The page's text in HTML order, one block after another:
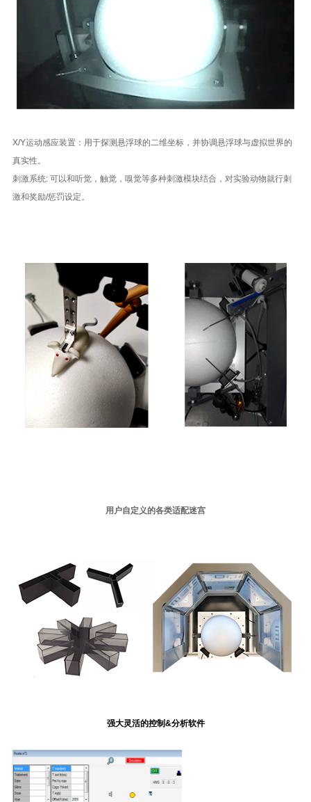
X/Y运动感应装置：用于探测悬浮球的二维坐标，并协调悬浮球与虚拟世界的
真实性。
刺激系统: 可以和听觉，触觉，嗅觉等多种刺激模块结合，对实验动物就行刺
激和奖励/惩罚设定。
用户自定义的各类适配迷宫
强大灵活的控制&分析软件